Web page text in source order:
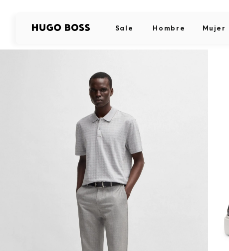
Sale Hombre Mujer